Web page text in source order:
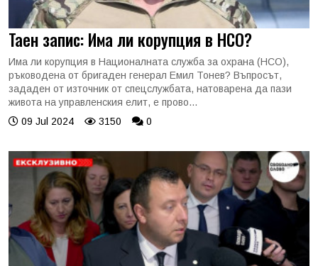
Таен запис: Има ли корупция в НСО?
Има ли корупция в Националната служба за охрана (НСО),
ръководена от бригаден генерал Емил Тонев? Въпросът,
зададен от източник от спецслужбата, натоварена да пази
живота на управленския елит, е прово...
09 Jul 2024
3150 0